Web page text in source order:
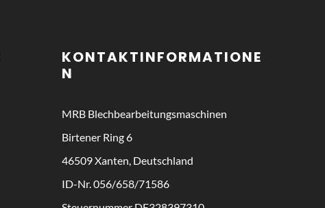
KONTAKTINFORMATIONE
N
MRB Blechbearbeitungsmaschinen
Birtener Ring 6
46509 Xanten, Deutschland
ID-Nr. 056/658/71586